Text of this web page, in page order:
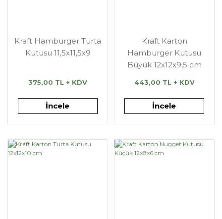
Kraft Hamburger Turta
Kutusu 11,5x11,5x9
375,00 TL + KDV
İncele
Kraft Karton
Hamburger Kutusu
Büyük 12x12x9,5 cm
443,00 TL + KDV
İncele